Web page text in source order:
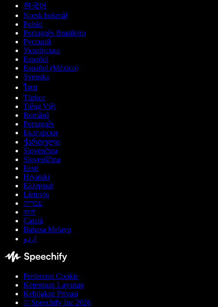
한국어
Norsk bokmål
Polski
Português Brasileiro
Русский
Українська
Español
Español (México)
Svenska
ไทย
Türkçe
Tiếng Việt
Română
Português
Български
ქართული
Slovenčina
Slovenščina
Eesti
Hrvatski
Ελληνικά
Lietuvių
עברית
বাংলা
Català
Bahasa Melayu
اردو
Preferensi Cookie
Ketentuan Layanan
Kebijakan Privasi
© Speechify Inc 2026